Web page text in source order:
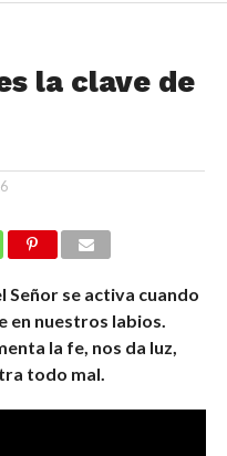
la clave de
se activa cuando
en nuestros labios.
la fe, nos da luz,
todo mal.